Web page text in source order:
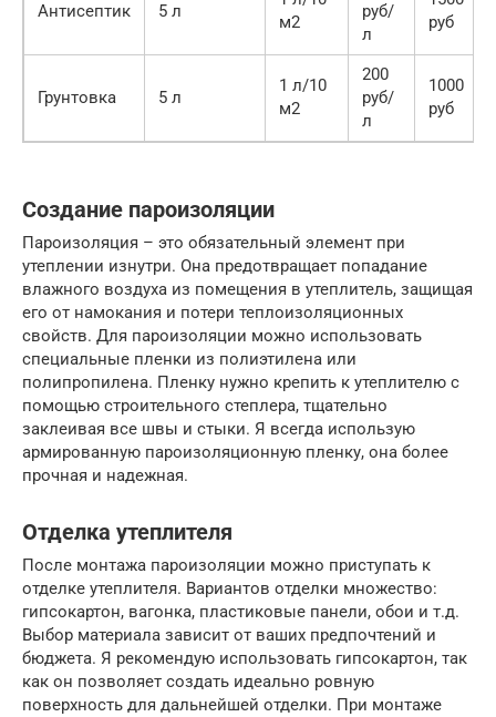
Антисептик 5 л
м2
руб/
л
руб
Грунтовка 5 л
1 л/10
м2
200
руб/
л
1000
руб
Создание пароизоляции
Пароизоляция – это обязательный элемент при
утеплении изнутри. Она предотвращает попадание
влажного воздуха из помещения в утеплитель, защищая
его от намокания и потери теплоизоляционных
свойств. Для пароизоляции можно использовать
специальные пленки из полиэтилена или
полипропилена. Пленку нужно крепить к утеплителю с
помощью строительного степлера, тщательно
заклеивая все швы и стыки. Я всегда использую
армированную пароизоляционную пленку, она более
прочная и надежная.
Отделка утеплителя
После монтажа пароизоляции можно приступать к
отделке утеплителя. Вариантов отделки множество:
гипсокартон, вагонка, пластиковые панели, обои и т.д.
Выбор материала зависит от ваших предпочтений и
бюджета. Я рекомендую использовать гипсокартон, так
как он позволяет создать идеально ровную
поверхность для дальнейшей отделки. При монтаже